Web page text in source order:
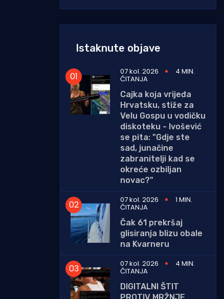
Istaknute objave
07 kol. 2026 4 MIN.
ČITANJA
Cajka koja vrijeđa
Hrvatsku, stiže za
Velu Gospu u vodičku
diskoteku - Ivošević
se pita: "Gdje ste
sad, junačine
zabranitelji kad se
okreće ozbiljan
novac?"
07 kol. 2026
1 MIN.
ČITANJA
Čak 61 prekršaj
glisiranja blizu obale
na Kvarneru
07 kol. 2026
4 MIN.
ČITANJA
DIGITALNI ŠTIT
PROTIV MRŽNJE